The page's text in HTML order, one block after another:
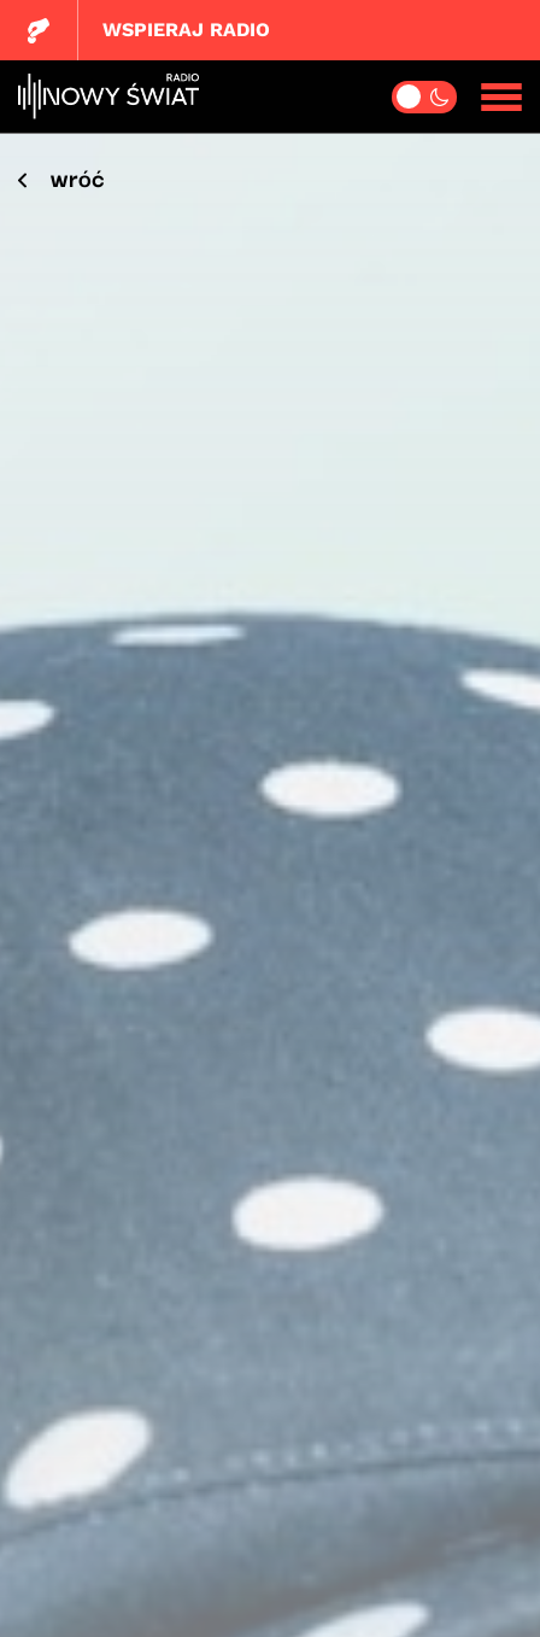
WSPIERAJ RADIO
wróć